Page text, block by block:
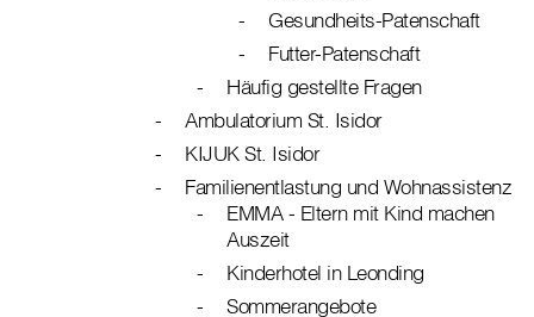
Gesundheits-Patenschaft
Futter-Patenschaft
Häufig gestellte Fragen
Ambulatorium St. Isidor
KIJUK St. Isidor
Familienentlastung und Wohnassistenz
EMMA - Eltern mit Kind machen
Auszeit
Kinderhotel in Leonding
Sommerangebote